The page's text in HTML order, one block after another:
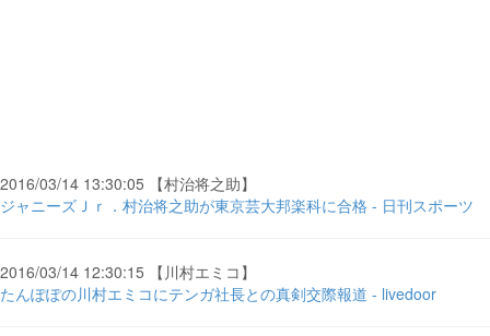
2016/03/14 13:30:05 【村治将之助】
ジャニーズＪｒ．村治将之助が東京芸大邦楽科に合格 - 日刊スポーツ
2016/03/14 12:30:15 【川村エミコ】
たんぽぽの川村エミコにテンガ社長との真剣交際報道 - livedoor